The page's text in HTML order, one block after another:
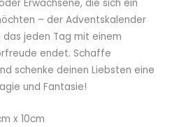
Erwachsene, die sich ein
– der Adventskalender
jeden Tag mit einem
endet. Schaffe
schenke deinen Liebsten eine
und Fantasie!
x 10cm